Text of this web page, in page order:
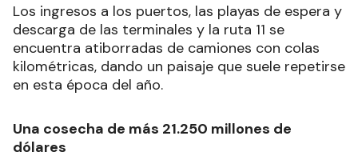
Los ingresos a los puertos, las playas de espera y
descarga de las terminales y la ruta 11 se
encuentra atiborradas de camiones con colas
kilométricas, dando un paisaje que suele repetirse
en esta época del año.
Una cosecha de más 21.250 millones de
dólares